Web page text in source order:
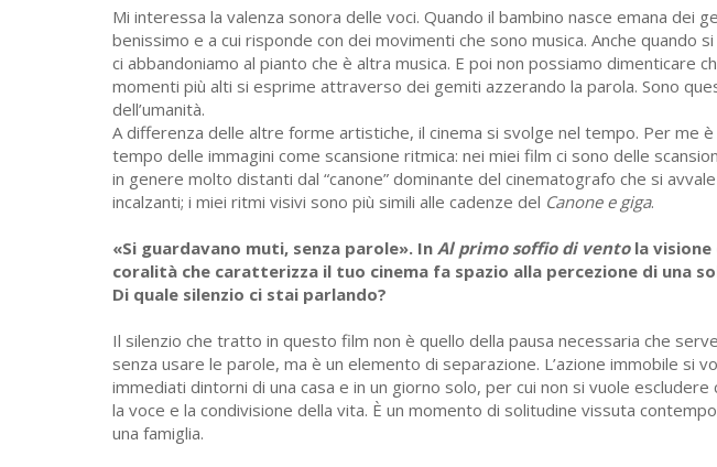
Mi interessa la valenza sonora delle voci. Quando il bambino nasce emana dei
benissimo e a cui risponde con dei movimenti che sono musica. Anche quando
ci abbandoniamo al pianto che è altra musica. E poi non possiamo dimenticare
momenti più alti si esprime attraverso dei gemiti azzerando la parola. Sono
dell’umanità.
A differenza delle altre forme artistiche, il cinema si svolge nel tempo. Per me
tempo delle immagini come scansione ritmica: nei miei film ci sono delle
in genere molto distanti dal “canone” dominante del cinematografo che si
incalzanti; i miei ritmi visivi sono più simili alle cadenze del Canone e giga.
«Si guardavano muti, senza parole». In Al primo soffio di ventola visione
coralità che caratterizza il tuo cinema fa spazio alla percezione di una
Di quale silenzio ci stai parlando?
Il silenzio che tratto in questo film non è quello della pausa necessaria che
senza usare le parole, ma è un elemento di separazione. L’azione immobile si
immediati dintorni di una casa e in un giorno solo, per cui non si vuole
la voce e la condivisione della vita. È un momento di solitudine vissuta
una famiglia.